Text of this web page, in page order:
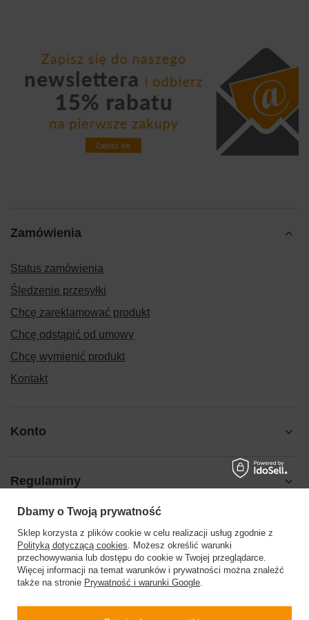
Zamówienia
Status zamówienia
Śledzenie przesyłki
Chcę zareklamować produkt
Chcę odstąpić od umowy
Chcę wymienić produkt
Kontakt
Konto
Regulaminy
Pomoc
504199123 sklep@barberinis.pl
Dbamy o Twoją prywatność
Sklep korzysta z plików cookie w celu realizacji usług zgodnie z
Polityką dotyczącą cookies. Możesz określić warunki
przechowywania lub dostępu do cookie w Twojej przeglądarce.
Więcej informacji na temat warunków i prywatności można znaleźć
także na stronie Prywatność i warunki Google.